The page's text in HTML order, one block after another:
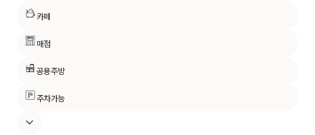
카페
매점
공용주방
주차가능